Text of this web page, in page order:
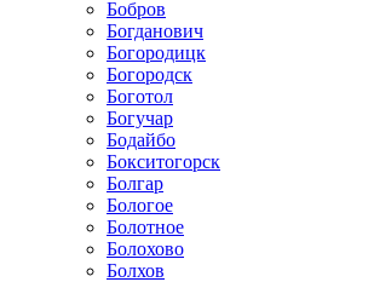
Бобров
Богданович
Богородицк
Богородск
Боготол
Богучар
Бодайбо
Бокситогорск
Болгар
Бологое
Болотное
Болохово
Болхов